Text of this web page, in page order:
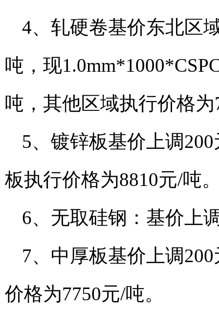
4、轧硬卷基价东北区
吨，现
吨，其他区域执行价格为
5、镀锌板基价上调
板执行价格为8810元/吨
6、无取硅钢：基价上
7、中厚板基价上调
价格为7750元/吨。